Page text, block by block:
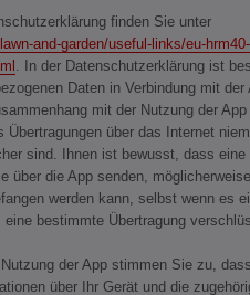
finden Sie unter
and-garden/useful-links/eu-
. In der Datenschutzerklärung ist
Daten in Verbindung mit der
mit der Nutzung der
Übertragungen über das Internet
sind. Ihnen ist bewusst, dass eine
über die App senden,
werden kann, selbst wenn es
eine bestimmte Übertragung
der App stimmen Sie zu,
über Ihr Gerät und die